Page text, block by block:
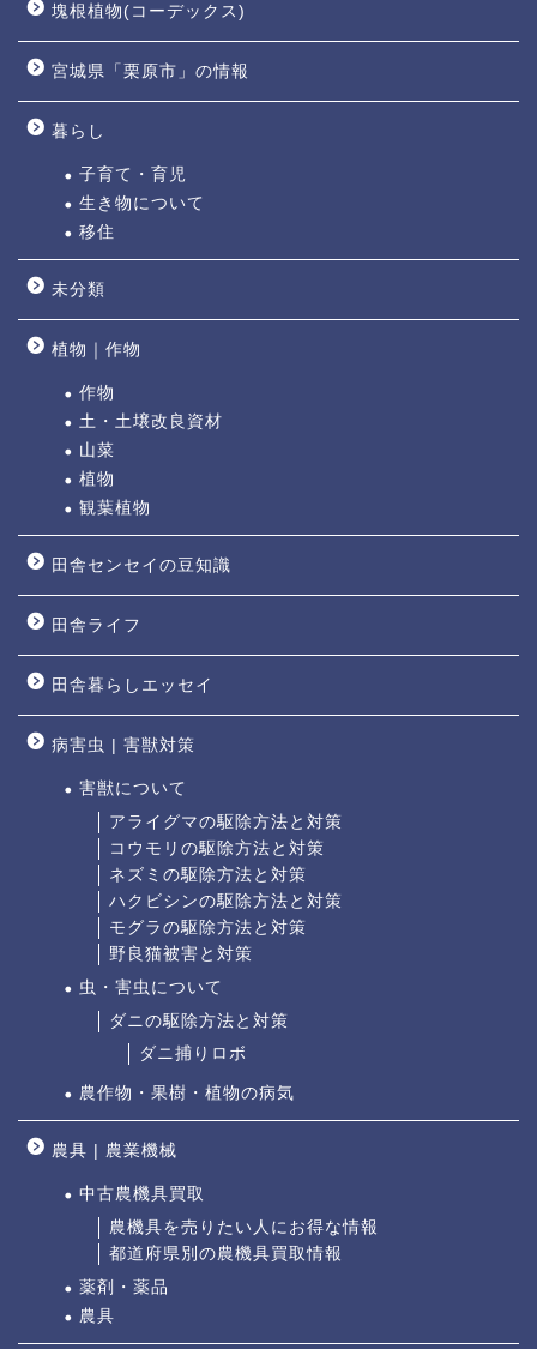
塊根植物(コーデックス)
宮城県「栗原市」の情報
暮らし
子育て・育児
生き物について
移住
未分類
植物｜作物
作物
土・土壌改良資材
山菜
植物
観葉植物
田舎センセイの豆知識
田舎ライフ
田舎暮らしエッセイ
病害虫 | 害獣対策
害獣について
アライグマの駆除方法と対策
コウモリの駆除方法と対策
ネズミの駆除方法と対策
ハクビシンの駆除方法と対策
モグラの駆除方法と対策
野良猫被害と対策
虫・害虫について
ダニの駆除方法と対策
ダニ捕りロボ
農作物・果樹・植物の病気
農具 | 農業機械
中古農機具買取
農機具を売りたい人にお得な情報
都道府県別の農機具買取情報
薬剤・薬品
農具